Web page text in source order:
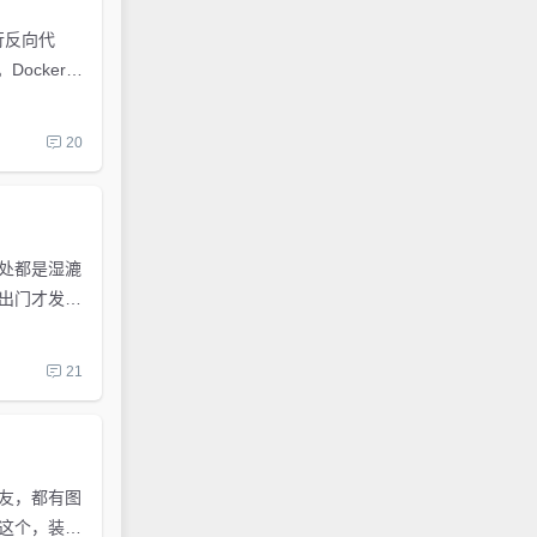
反向代
搭
20
都是湿漉
门才发现
21
，都有图
个，装饰